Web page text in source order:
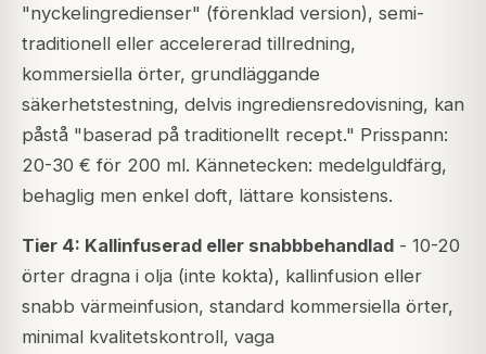
"nyckelingredienser" (förenklad version), semi-
traditionell eller accelererad tillredning,
kommersiella örter, grundläggande
säkerhetstestning, delvis ingrediensredovisning, kan
påstå "baserad på traditionellt recept." Prisspann:
20-30 € för 200 ml. Kännetecken: medelguldfärg,
behaglig men enkel doft, lättare konsistens.
Tier 4: Kallinfuserad eller snabbbehandlad - 10-20
örter dragna i olja (inte kokta), kallinfusion eller
snabb värmeinfusion, standard kommersiella örter,
minimal kvalitetskontroll, vaga